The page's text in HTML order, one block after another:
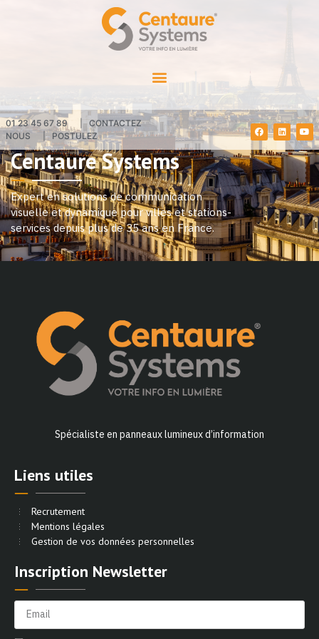
01 23 45 67 89 | CONTACTEZ
NOUS
| POSTULEZ
Centaure Systems
Expert en solutions de communication
visuelle et dynamique pour villes et stations-
services depuis plus de 35 ans en France.
Spécialiste en panneaux lumineux d’information
Liens utiles
Recrutement
Mentions légales
Gestion de vos données personnelles
Inscription Newsletter